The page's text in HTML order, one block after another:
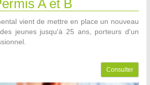
A et B
vient de mettre en place un nouveau
jeunes jusqu'à 25 ans, porteurs d'un
Consulter